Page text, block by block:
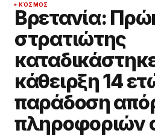
ΚΌΣΜΟΣ
Βρετανία:
στρατιώτης
κάθειρξη 14
παράδοση
πληροφοριών